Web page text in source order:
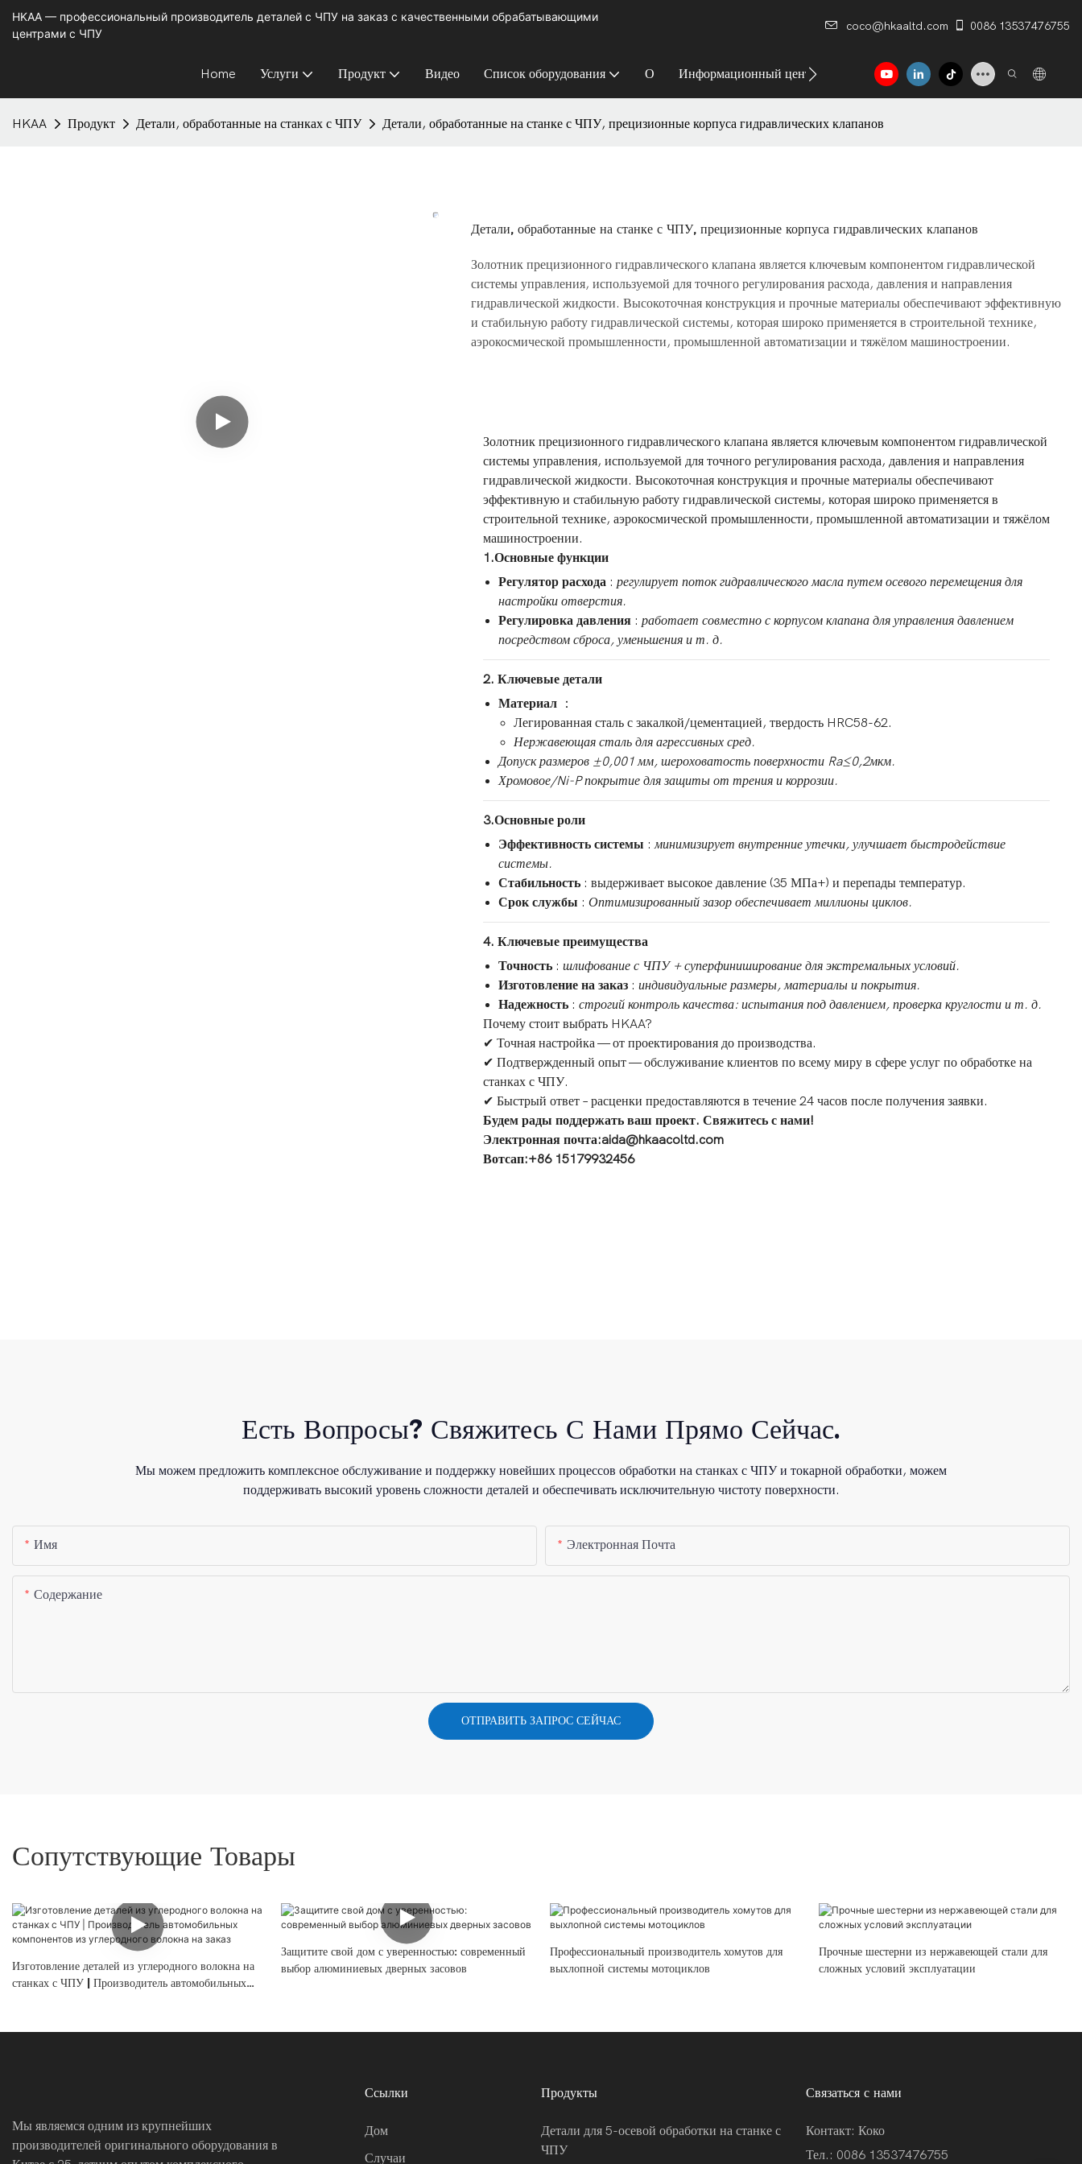
HKAA — профессиональный производитель деталей с ЧПУ на заказ с качественными обрабатывающими
центрами с ЧПУ
coco@hkaaltd.com 0086 13537476755
Home Услуги Продукт Видео Список оборудования О Информационный центр Контакт
HKAA Продукт Детали, обработанные на станках с ЧПУ Детали, обработанные на станке с ЧПУ, прецизионные корпуса гидравлических клапанов
Детали, обработанные на станке с ЧПУ, прецизионные корпуса гидравлических клапанов
Золотник прецизионного гидравлического клапана является ключевым компонентом гидравлической
системы управления, используемой для точного регулирования расхода, давления и направления
гидравлической жидкости. Высокоточная конструкция и прочные материалы обеспечивают эффективную
и стабильную работу гидравлической системы, которая широко применяется в строительной технике,
аэрокосмической промышленности, промышленной автоматизации и тяжёлом машиностроении.
Золотник прецизионного гидравлического клапана является ключевым компонентом гидравлической
системы управления, используемой для точного регулирования расхода, давления и направления
гидравлической жидкости. Высокоточная конструкция и прочные материалы обеспечивают
эффективную и стабильную работу гидравлической системы, которая широко применяется в
строительной технике, аэрокосмической промышленности, промышленной автоматизации и тяжёлом
машиностроении.
1.Основные функции
Регулятор расхода :регулирует поток гидравлического масла путем осевого перемещения для
настройки отверстия.
Регулировка давления :работает совместно с корпусом клапана для управления давлением
посредством сброса, уменьшения и т. д.
2. Ключевые детали
Материал ：
Легированная сталь с закалкой/цементацией, твердость HRC58-62.
Нержавеющая сталь для агрессивных сред.
Допуск размеров ±0,001 мм, шероховатость поверхности Ra≤0,2мкм.
Хромовое/Ni-P покрытие для защиты от трения и коррозии.
3.Основные роли
Эффективность системы :минимизирует внутренние утечки, улучшает быстродействие
системы.
Стабильность : выдерживает высокое давление (35 МПа+) и перепады температур.
Срок службы :Оптимизированный зазор обеспечивает миллионы циклов.
4. Ключевые преимущества
Точность :шлифование с ЧПУ + суперфиниширование для экстремальных условий.
Изготовление на заказ :индивидуальные размеры, материалы и покрытия.
Надежность :строгий контроль качества: испытания под давлением, проверка круглости и т. д.
Почему стоит выбрать HKAA?
✔ Точная настройка — от проектирования до производства.
✔ Подтвержденный опыт — обслуживание клиентов по всему миру в сфере услуг по обработке на
станках с ЧПУ.
✔ Быстрый ответ – расценки предоставляются в течение 24 часов после получения заявки.
Будем рады поддержать ваш проект. Свяжитесь с нами!
Электронная почта:aida@hkaacoltd.com
Вотсап:+86 15179932456
Есть Вопросы? Свяжитесь С Нами Прямо Сейчас.
Мы можем предложить комплексное обслуживание и поддержку новейших процессов обработки на станках с ЧПУ и токарной обработки, можем
поддерживать высокий уровень сложности деталей и обеспечивать исключительную чистоту поверхности.
Имя Электронная Почта
Содержание
ОТПРАВИТЬ ЗАПРОС СЕЙЧАС
Сопутствующие Товары
Изготовление деталей из углеродного волокна на
станках с ЧПУ | Производитель автомобильных
Защитите свой дом с уверенностью: современный
выбор алюминиевых дверных засовов
Профессиональный производитель хомутов для
выхлопной системы мотоциклов
Прочные шестерни из нержавеющей стали для
сложных условий эксплуатации
Мы являемся одним из крупнейших
производителей оригинального оборудования в
Ссылки
Дом
Случаи
Продукты
Детали для 5-осевой обработки на станке с
ЧПУ
Связаться с нами
Контакт: Коко
Тел.: 0086 13537476755